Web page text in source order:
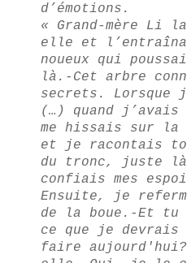
d’émotions.
« Grand-mère Li
elle et
noueux qui
là. -Cet arbre
secrets. Lorsque
(…) quand
me hissais sur la
et je racontais
du tronc, juste
confiais mes
Ensuite, je
de la boue. -Et tu
ce que je devrais
faire aujourd'hui?